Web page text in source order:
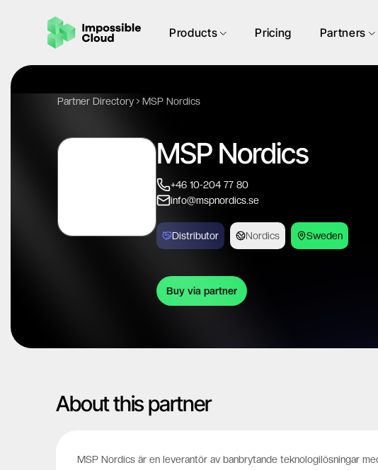
Products Pricing Partners
Partner Directory MSP Nordics
MSP Nordics
+46 10-204 77 80
info@mspnordics.se
Distributor Nordics Sweden
Buy via partner
About this partner
MSP Nordics är en leverantör av banbrytande teknologilösningar